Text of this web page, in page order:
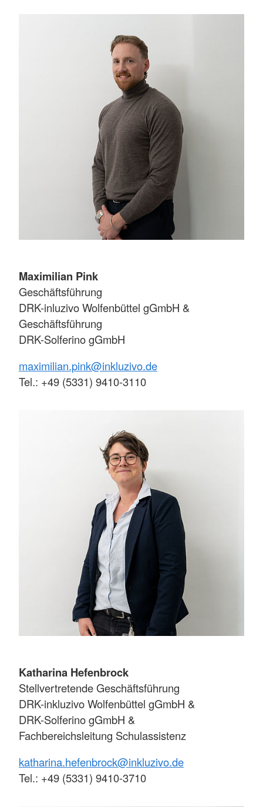
Maximilian Pink
Geschäftsführung
DRK-inluzivo Wolfenbüttel gGmbH &
Geschäftsführung
DRK-Solferino gGmbH
maximilian.pink@inkluzivo.de
Tel.: +49 (5331) 9410-3110
Katharina Hefenbrock
Stellvertretende Geschäftsführung
DRK-inkluzivo Wolfenbüttel gGmbH &
DRK-Solferino gGmbH &
Fachbereichsleitung Schulassistenz
katharina.hefenbrock@inkluzivo.de
Tel.: +49 (5331) 9410-3710